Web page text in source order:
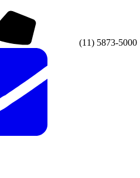
(11) 5873-5000